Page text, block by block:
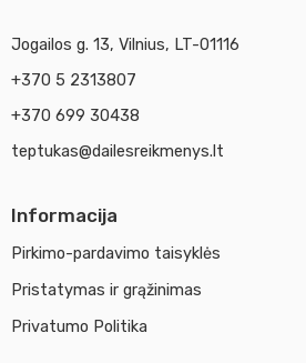
Jogailos g. 13, Vilnius, LT-01116
+370 5 2313807
+370 699 30438
teptukas@dailesreikmenys.lt
Informacija
Pirkimo-pardavimo taisyklės
Pristatymas ir grąžinimas
Privatumo Politika